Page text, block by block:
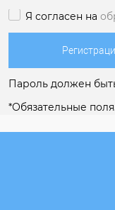
Я согласен на
Пароль должен
*Обязательные